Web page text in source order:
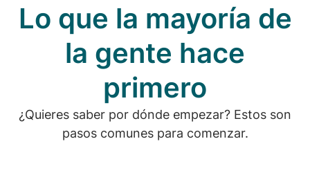
Lo que la mayoría de
la gente hace
primero
¿Quieres saber por dónde empezar? Estos son
pasos comunes para comenzar.